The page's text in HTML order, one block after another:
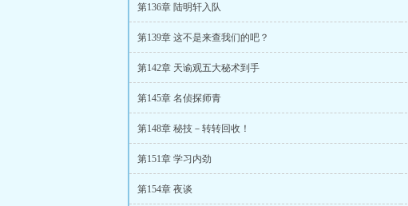
第136章 陆明轩入队
第139章 这不是来查我们的吧？
第142章 天谕观五大秘术到手
第145章 名侦探师青
第148章 秘技－转转回收！
第151章 学习内劲
第154章 夜谈